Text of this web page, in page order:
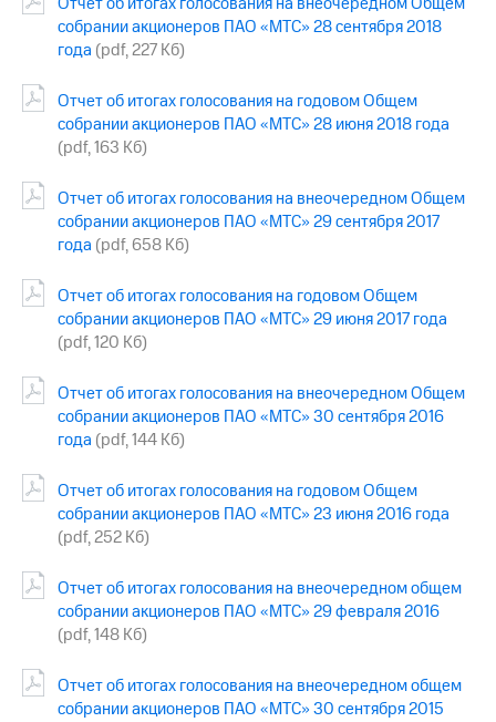
Другое
Регистратор
Контакты
развитие
деловая этика
собрании акционеров ПАО «МТС» 28 сентября 2018
года (pdf, 227 Кб)
Отчет об итогах голосования на годовом Общем
собрании акционеров ПАО «МТС» 28 июня 2018 года
(pdf, 163 Кб)
Отчет об итогах голосования на внеочередном Общем
собрании акционеров ПАО «МТС» 29 сентября 2017
года (pdf, 658 Кб)
Отчет об итогах голосования на годовом Общем
собрании акционеров ПАО «МТС» 29 июня 2017 года
(pdf, 120 Кб)
Отчет об итогах голосования на внеочередном Общем
собрании акционеров ПАО «МТС» 30 сентября 2016
года (pdf, 144 Кб)
Отчет об итогах голосования на годовом Общем
собрании акционеров ПАО «МТС» 23 июня 2016 года
(pdf, 252 Кб)
Отчет об итогах голосования на внеочередном общем
собрании акционеров ПАО «МТС» 29 февраля 2016
(pdf, 148 Кб)
Отчет об итогах голосования на внеочередном общем
собрании акционеров ПАО «МТС» 30 сентября 2015